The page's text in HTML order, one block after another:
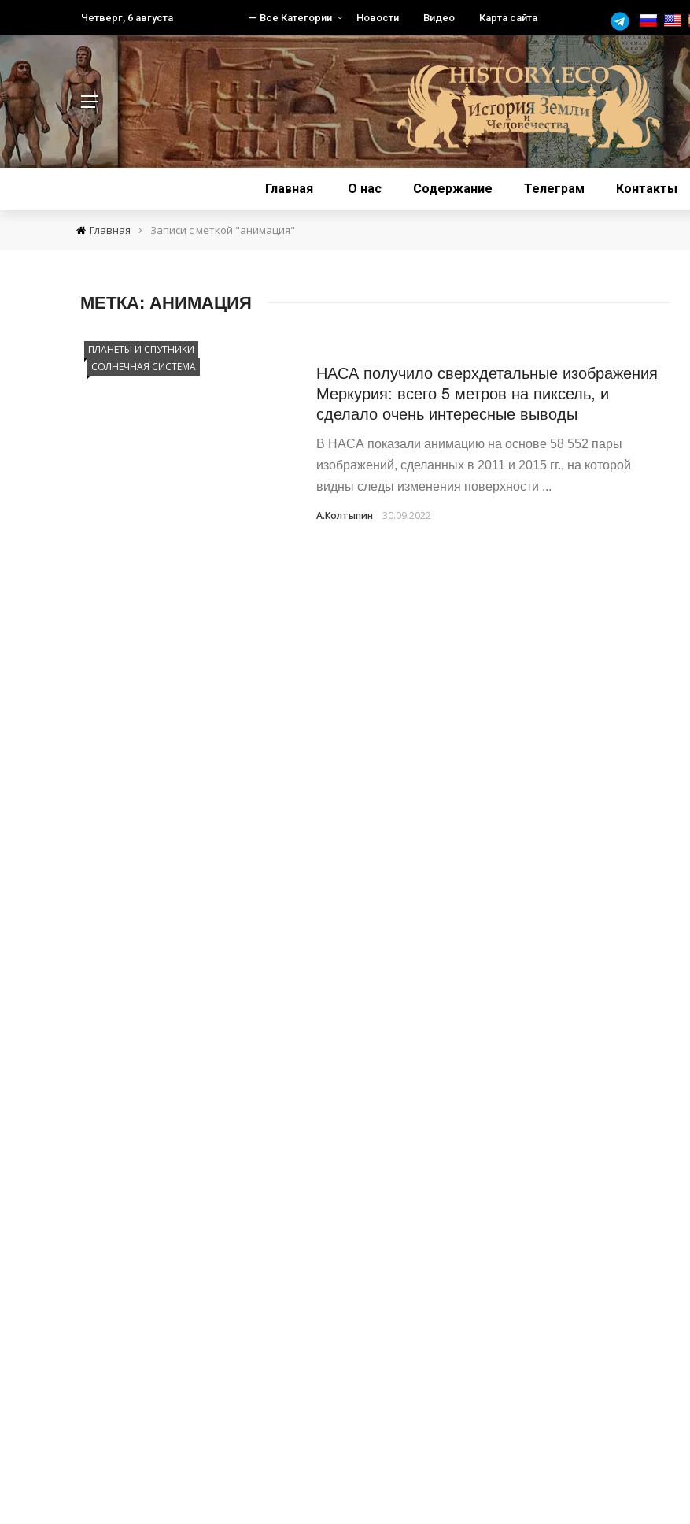
Четверг, 6 августа — Все Категории Новости Видео Карта сайта
Главная О нас Содержание Телеграм Контакты
Главная › Записи с меткой "анимация"
МЕТКА: АНИМАЦИЯ
ПЛАНЕТЫ И СПУТНИКИ
СОЛНЕЧНАЯ СИСТЕМА
НАСА получило сверхдетальные изображения
Меркурия: всего 5 метров на пиксель, и
сделало очень интересные выводы
В НАСА показали анимацию на основе 58 552 пары
изображений, сделанных в 2011 и 2015 гг., на которой
видны следы изменения поверхности ...
А.Колтыпин 30.09.2022